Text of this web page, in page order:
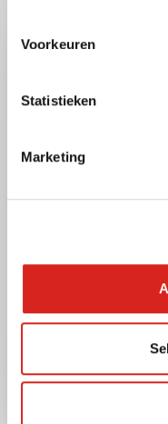
Voorkeuren
Statistieken
Marketing
16 december
Veilige
Lees meer